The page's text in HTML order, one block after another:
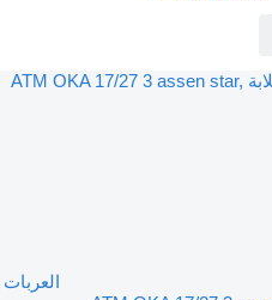
العربات